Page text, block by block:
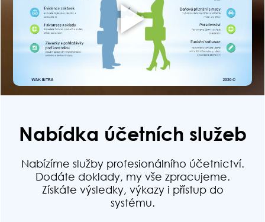
Nabídka účetních služeb
Nabízíme služby profesionálního účetnictví.
Dodáte doklady, my vše zpracujeme.
Získáte výsledky, výkazy i přístup do
systému.